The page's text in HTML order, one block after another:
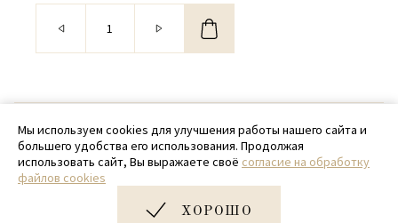
© 2020 - 2026 SamPack
+ 7 (918) 699-97-87
zakaz@sampack.store
Мы используем cookies для улучшения работы нашего сайта и
большего удобства его использования. Продолжая
использовать сайт, Вы выражаете своё согласие на обработку
файлов cookies
ХОРОШО